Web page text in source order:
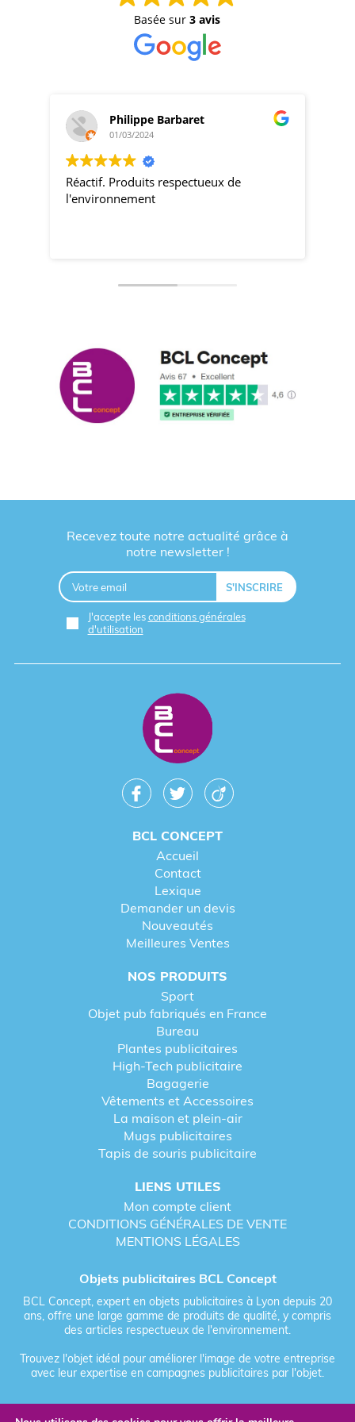
Basée sur3 avis
Philippe Barbaret
01/03/2024
Réactif. Produits respectueux de
l'environnement
Recevez toute notre actualité grâce à
notre newsletter !
J'accepte lesconditions générales
d'utilisation
BCL CONCEPT
Accueil
Contact
Lexique
Demander un devis
Nouveautés
Meilleures Ventes
NOS PRODUITS
Sport
Objet pub fabriqués en France
Bureau
Plantes publicitaires
High-Tech publicitaire
Bagagerie
Vêtements et Accessoires
La maison et plein-air
Mugs publicitaires
Tapis de souris publicitaire
LIENS UTILES
Mon compte client
CONDITIONS GÉNÉRALES DE VENTE
MENTIONS LÉGALES
Objets publicitaires BCL Concept
BCL Concept, expert en objets publicitaires à Lyon depuis 20
ans, offre une large gamme de produits de qualité, y compris
des articles respectueux de l'environnement.
Trouvez l'objet idéal pour améliorer l'image de votre entreprise
avec leur expertise en campagnes publicitaires par l'objet.